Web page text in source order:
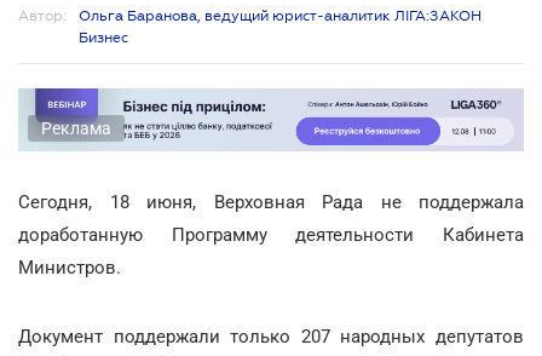
Автор:
Ольга Баранова, ведущий юрист-аналитик ЛІГА:ЗАКОН
Бизнес
Реклама
Сегодня, 18 июня, Верховная Рада не поддержала
доработанную Программу деятельности Кабинета
Министров.
Документ поддержали только 207 народных депутатов